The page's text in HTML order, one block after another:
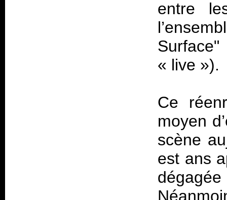
entre
« live »).
Ce
moyen
scène
est ans